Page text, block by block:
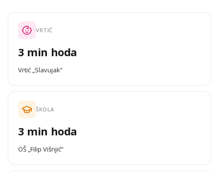
VRTIĆ
3 min hoda
Vrtić „Slavujak”
ŠKOLA
3 min hoda
OŠ „Filip Višnjić”